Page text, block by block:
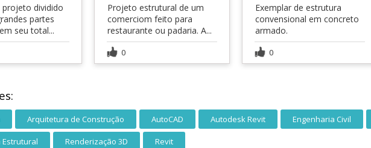
projeto dividido
partes
seu total...
Projeto estrutural de um
comerciom feito para
restaurante ou padaria. A...
0
Exemplar de estrutura
convensional em concreto
armado.
0
Arquitetura de Construção AutoCAD Autodesk Revit Engenharia Civil
Renderização 3D Revit